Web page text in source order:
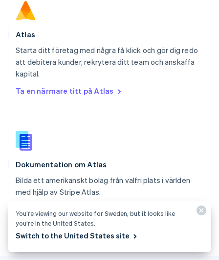
Atlas
Starta ditt företag med några få klick och gör dig redo
att debitera kunder, rekrytera ditt team och anskaffa
kapital.
Ta en närmare titt på Atlas
Dokumentation om Atlas
Bilda ett amerikanskt bolag från valfri plats i världen
med hjälp av Stripe Atlas.
Titta närmare på dokumentationen
Português
Rumänien
English
DeutschFrançaisItalianoEnglish
Singapore
English
English
Español
Storbritannien
Sverige
Thailand
ไทยEnglish
English
Tyskland
DeutschEnglish
English
You’re viewing our website for Sweden, but it looks like
you’re in the United States.
Switch to the United States site